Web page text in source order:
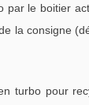
le boitier
la consigne
turbo pour